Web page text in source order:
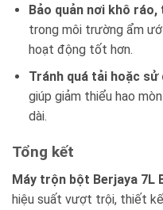
Bảo quản nơi khô
trong môi trường ẩm
hoạt động tốt hơn.
Tránh quá tải hoặc
giúp giảm thiểu hao
dài.
Tổng kết
Máy trộn bột Berjaya 7L
hiệu suất vượt trội, thiết